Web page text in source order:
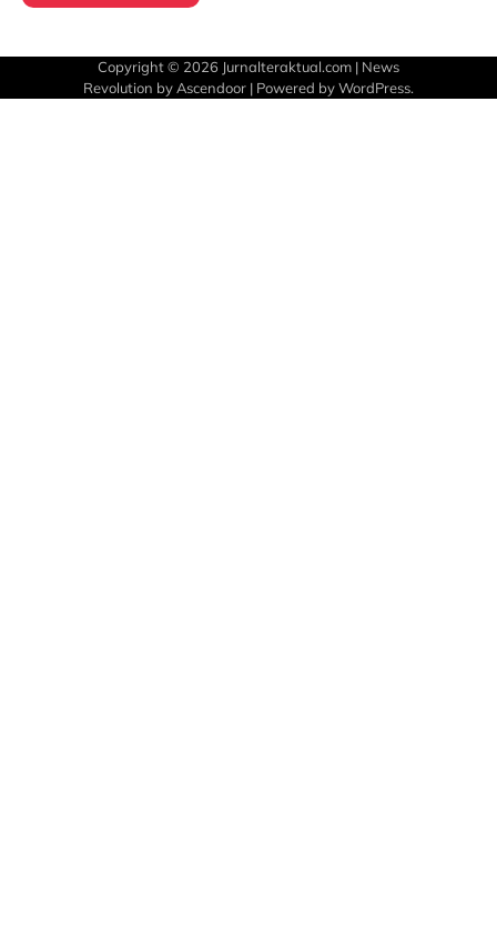
Copyright © 2026 Jurnalteraktual.com | News
Revolution byAscendoor | Powered byWordPress.